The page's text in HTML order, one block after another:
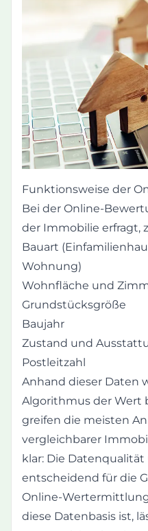
Funktionsweise der
Bei der Online-
der Immobilie erfragt,
Bauart
Wohnung)
Wohnfläche und
Grundstücksgröße
Baujahr
Zustand und
Postleitzahl
Anhand dieser Daten
Algorithmus der Wert
greifen die meisten
vergleichbarer
klar: Die
entscheidend für die
Online-
diese Datenbasis ist,